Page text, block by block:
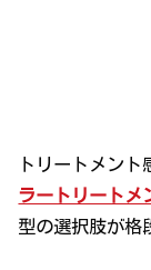
トリートメント
ラートリートメ
型の選択肢が格